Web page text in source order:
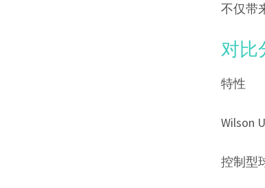
不仅带
对比
特性
Wilson
控制型